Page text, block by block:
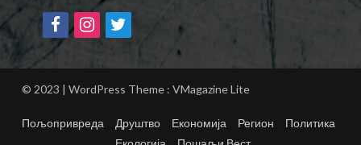
© 2023 | WordPress Theme : VMagazine Lite
Пољопривреда Друштво Економија Регион
Политика